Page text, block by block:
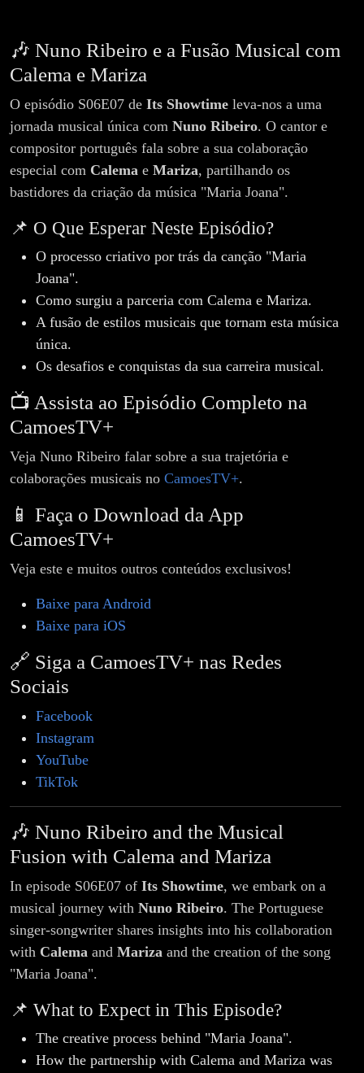
Showtime
S06E07
🎶 Nuno Ribeiro e a Fusão Musical com
Calema e Mariza
O episódio S06E07 de Its Showtime leva-nos a uma
jornada musical única com Nuno Ribeiro. O cantor e
compositor português fala sobre a sua colaboração
especial com Calema e Mariza, partilhando os
bastidores da criação da música "Maria Joana".
📌 O Que Esperar Neste Episódio?
O processo criativo por trás da canção "Maria
Joana".
Como surgiu a parceria com Calema e Mariza.
A fusão de estilos musicais que tornam esta música
única.
Os desafios e conquistas da sua carreira musical.
📺 Assista ao Episódio Completo na
CamoesTV+
Veja Nuno Ribeiro falar sobre a sua trajetória e
colaborações musicais no CamoesTV+.
📱 Faça o Download da App
CamoesTV+
Veja este e muitos outros conteúdos exclusivos!
Baixe para Android
Baixe para iOS
🔗 Siga a CamoesTV+ nas Redes
Sociais
Facebook
Instagram
YouTube
TikTok
🎶 Nuno Ribeiro and the Musical
Fusion with Calema and Mariza
In episode S06E07 of Its Showtime, we embark on a
musical journey with Nuno Ribeiro. The Portuguese
singer-songwriter shares insights into his collaboration
with Calema and Mariza and the creation of the song
"Maria Joana".
📌 What to Expect in This Episode?
The creative process behind "Maria Joana".
How the partnership with Calema and Mariza was